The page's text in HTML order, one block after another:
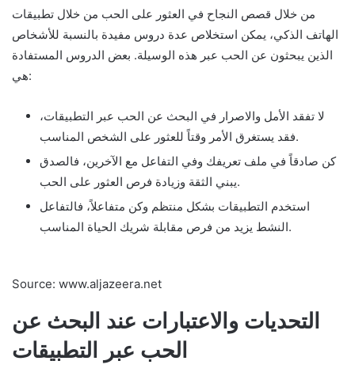
من خلال قصص النجاح في العثور على الحب من خلال تطبيقات
الهاتف الذكي، يمكن استخلاص عدة دروس مفيدة بالنسبة للأشخاص
الذين يبحثون عن الحب عبر هذه الوسيلة. بعض الدروس المستفادة
هي:
لا تفقد الأمل والاصرار في البحث عن الحب عبر التطبيقات،
فقد يستغرق الأمر وقتاً للعثور على الشخص المناسب.
كن صادقاً في ملف تعريفك وفي التفاعل مع الآخرين، فالصدق
يبني الثقة وزيادة فرص العثور على الحب.
استخدم التطبيقات بشكل منتظم وكن متفاعلاً، فالتفاعل
النشط يزيد من فرص مقابلة شريك الحياة المناسب.
Source: www.aljazeera.net
التحديات والاعتبارات عند البحث عن
الحب عبر التطبيقات